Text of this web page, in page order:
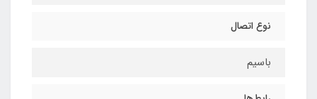
نوع اتصال
باسیم